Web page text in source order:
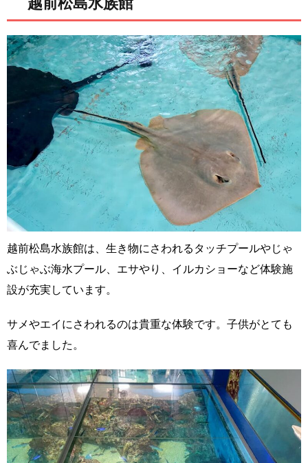
越前松島水族館は、生き物にさわれるタッチプールやじゃ
ぶじゃぶ海水プール、エサやり、イルカショーなど体験施
設が充実しています。
サメやエイにさわれるのは貴重な体験です。子供がとても
喜んでました。